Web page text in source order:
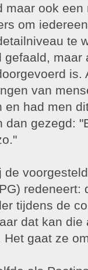
maar ook
om
te
maar
is.
van
en had men
dan gezegd:
redeneert:
tijdens de
dat kan die
gaat ze